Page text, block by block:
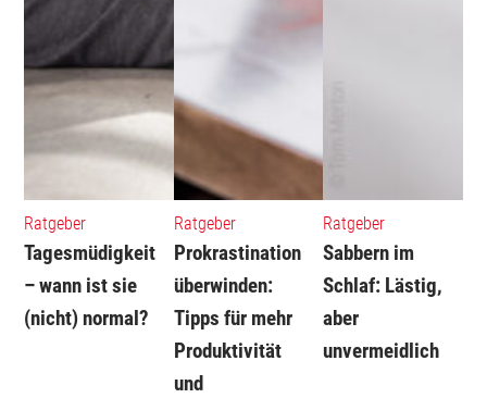
Ratgeber
Tagesmüdigkeit
– wann ist sie
(nicht) normal?
Ratgeber
Prokrastination
überwinden:
Tipps für mehr
Produktivität
und
Ratgeber
Sabbern im
Schlaf: Lästig,
aber
unvermeidlich